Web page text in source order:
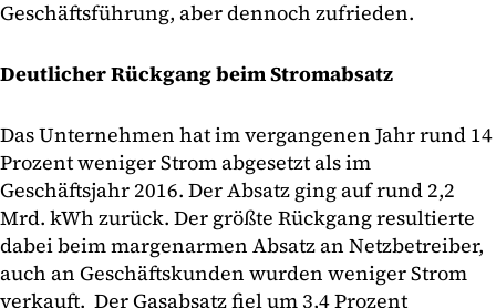
Geschäftsführung, aber dennoch zufrieden.
Deutlicher Rückgang beim Stromabsatz
Das Unternehmen hat im vergangenen Jahr rund 14
Prozent weniger Strom abgesetzt als im
Geschäftsjahr 2016. Der Absatz ging auf rund 2,2
Mrd. kWh zurück. Der größte Rückgang resultierte
dabei beim margenarmen Absatz an Netzbetreiber,
auch an Geschäftskunden wurden weniger Strom
verkauft. Der Gasabsatz fiel um 3,4 Prozent